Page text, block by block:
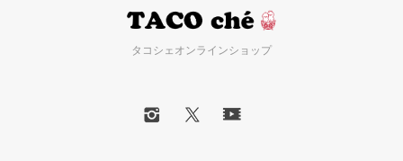
タコシェオンラインショップ